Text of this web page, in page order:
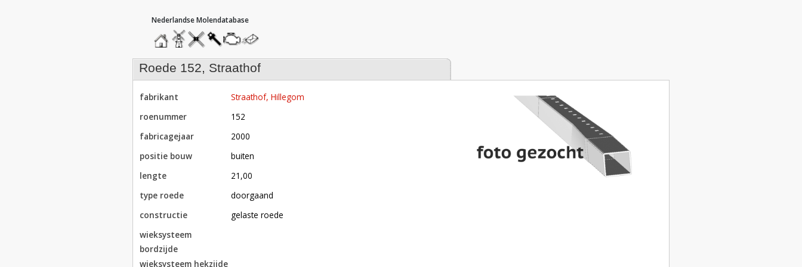
hoofdmenu
homemolendatabase
roedendatabase
assendatabase
motorendatabase
stuur
een
bericht
roede 152, Straathof
fabrikant
Straathof, Hillegom
roenummer
152
fabricagejaar
2000
positie bouw
buiten
lengte
21,00
type roede
doorgaand
constructie
gelaste roede
wieksysteem
bordzijde
wieksysteem hekzijde